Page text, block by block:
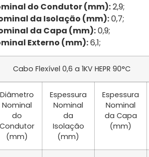
do Condutor (mm):2,9;
da Isolação (mm):0,7;
da Capa (mm):0,9;
Externo (mm):6,1;
Cabo Flexível 0,6 a 1KV HEPR 90°C
Diâmetro
Nominal
do
Condutor
(mm)
Espessura
Nominal
da
Isolação
(mm)
Espessura
Nominal
da Capa
(mm)